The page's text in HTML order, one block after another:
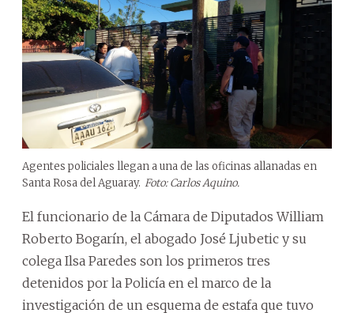
Agentes policiales llegan a una de las oficinas allanadas en
Santa Rosa del Aguaray. Foto: Carlos Aquino.
El funcionario de la Cámara de Diputados William
Roberto Bogarín, el abogado José Ljubetic y su
colega Ilsa Paredes son los primeros tres
detenidos por la Policía en el marco de la
investigación de un esquema de estafa que tuvo